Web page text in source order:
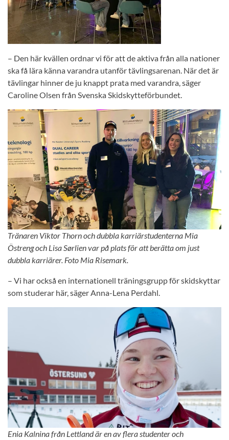
– Den här kvällen ordnar vi för att de aktiva från alla nationer
ska få lära känna varandra utanför tävlingsarenan. När det är
tävlingar hinner de ju knappt prata med varandra, säger
Caroline Olsen från Svenska Skidskytteförbundet.
Tränaren Viktor Thorn och dubbla karriärstudenterna Mia
Östreng och Lisa Sørlien var på plats för att berätta om just
dubbla karriärer. Foto Mia Risemark.
– Vi har också en internationell träningsgrupp för skidskyttar
som studerar här, säger Anna-Lena Perdahl.
Enia Kalnina från Lettland är en av flera studenter och